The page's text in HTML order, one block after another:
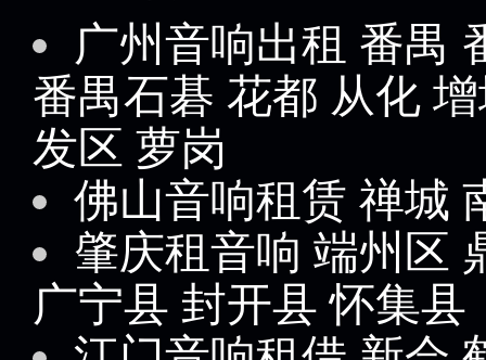
广州音响出租 番禺
番禺石碁 花都 从化
发区 萝岗
佛山音响租赁 禅城
肇庆租音响 端州区
广宁县 封开县 怀集县